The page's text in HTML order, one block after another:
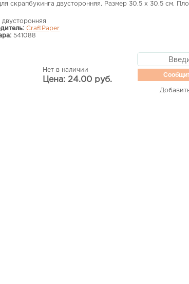
скрапбукинга двусторонняя. Размер 30,5 х 30,5 см.
двусторонняя
CraftPaper
541088
Нет в наличии
Цена: 24.00 руб.